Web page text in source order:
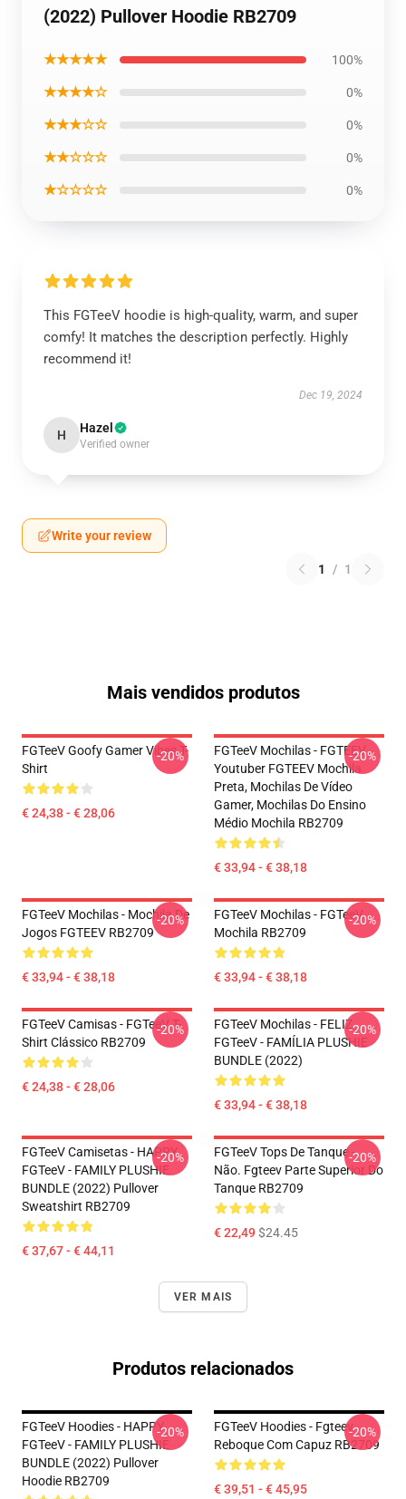
(2022) Pullover Hoodie RB2709
★★★★★ 100%
★★★★☆ 0%
★★★☆☆ 0%
★★☆☆☆ 0%
★☆☆☆☆ 0%
This FGTeeV hoodie is high-quality, warm, and super
comfy! It matches the description perfectly. Highly
recommend it!
Dec 19, 2024
H Hazel
Verified owner
Write your review
1 / 1
Mais vendidos produtos
FGTeeV Goofy Gamer Vibes T-
Shirt
€ 24,38 - € 28,06
-20%
FGTeeV Mochilas - FGTEEV.
Youtuber FGTEEV Mochila
Preta, Mochilas De Vídeo
Gamer, Mochilas Do Ensino
Médio Mochila RB2709
€ 33,94 - € 38,18
-20%
FGTeeV Mochilas - Mochila De
Jogos FGTEEV RB2709
€ 33,94 - € 38,18
-20%
FGTeeV Mochilas - FGTeeV
Mochila RB2709
€ 33,94 - € 38,18
-20%
FGTeeV Camisas - FGTeeV T-
Shirt Clássico RB2709
€ 24,38 - € 28,06
-20%
FGTeeV Mochilas - FELIZ
FGTeeV - FAMÍLIA PLUSHIE
BUNDLE (2022)
€ 33,94 - € 38,18
-20%
FGTeeV Camisetas - HAPPY
FGTeeV - FAMILY PLUSHIE
BUNDLE (2022) Pullover
Sweatshirt RB2709
€ 37,67 - € 44,11
-20%
FGTeeV Tops De Tanque -
Não. Fgteev Parte Superior Do
Tanque RB2709
€ 22,49$24.45
-20%
VER MAIS
Produtos relacionados
FGTeeV Hoodies - HAPPY
FGTeeV - FAMILY PLUSHIE
BUNDLE (2022) Pullover
Hoodie RB2709
-20%
FGTeeV Hoodies - Fgteev
Reboque Com Capuz RB2709
€ 39,51 - € 45,95
-20%